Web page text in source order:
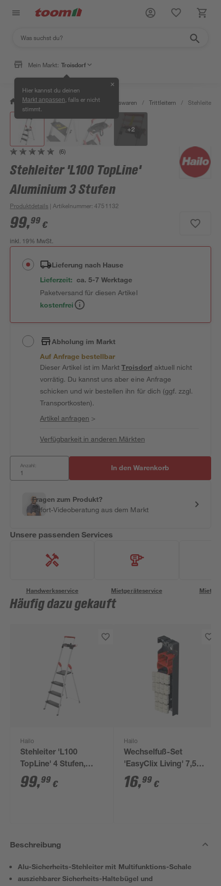
Mein Markt: Troisdorf
Hier kannst du deinen
Markt anpassen , falls er nicht
stimmt.
✕
/ Wohnen & Haushalt / Haushaltswaren / Trittleitern / Stehleiter
+2
(6)
Stehleiter 'L100 TopLine'
Aluminium 3 Stufen
Produktdetails | Artikelnummer:4751132
99,99 €
inkl. 19% MwSt.
Lieferung nach Hause
Lieferzeit: ca. 5-7 Werktage
Paketversand für diesen Artikel
kostenfrei
Abholung im Markt
Auf Anfrage bestellbar
Dieser Artikel ist im MarktTroisdorfaktuell nicht
vorrätig. Du kannst uns aber eine Anfrage
schicken und wir bestellen ihn für dich (ggf. zzgl.
Transportkosten).
Artikel anfragen >
Verfügbarkeit in anderen Märkten
Anzahl: In den Warenkorb
Fragen zum Produkt?
Sofort-Videoberatung aus dem Markt
Unsere passenden Services
Handwerksservice Mietgeräteservice
Häufig dazu gekauft
Hailo
Stehleiter 'L100
TopLine' 4 Stufen,
silbern 85 cm
99,99 €
Hailo
Wechselfuß-Set
'EasyClix Living' 7,5
cm
16,99 €
Beschreibung
Alu-Sicherheits-Stehleiter mit Multifunktions-Schale
ausziehbarer Sicherheits-Haltebügel und